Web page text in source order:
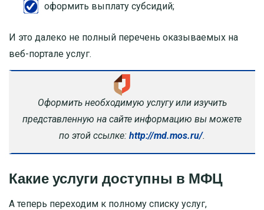
оформить выплату субсидий;
И это далеко не полный перечень оказываемых на
веб-портале услуг.
Оформить необходимую услугу или изучить
представленную на сайте информацию вы можете
по этой ссылке: http://md.mos.ru/.
Какие услуги доступны в МФЦ
А теперь переходим к полному списку услуг,